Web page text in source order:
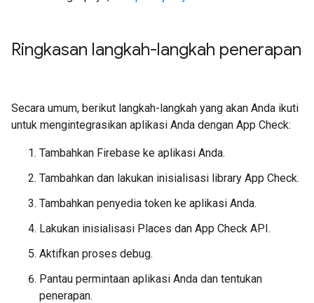
Ringkasan langkah-langkah penerapan
Secara umum, berikut langkah-langkah yang akan Anda ikuti
untuk mengintegrasikan aplikasi Anda dengan App Check:
Tambahkan Firebase ke aplikasi Anda.
Tambahkan dan lakukan inisialisasi library App Check.
Tambahkan penyedia token ke aplikasi Anda.
Lakukan inisialisasi Places dan App Check API.
Aktifkan proses debug.
Pantau permintaan aplikasi Anda dan tentukan
penerapan.